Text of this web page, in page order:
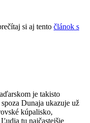
si aj tento článok s
je takisto
Dunaja ukazuje už
kúpalisko,
tu najčastejšie